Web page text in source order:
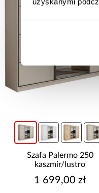
Szafa Palermo 250
kaszmir/lustro
1 699,00 zł